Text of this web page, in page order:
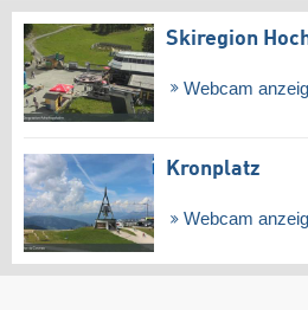
Skiregion
Webcam
Kronplatz
Webcam